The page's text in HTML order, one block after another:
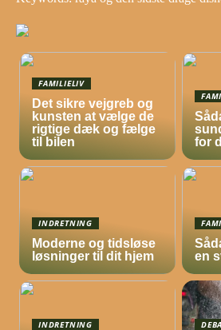
FAMILIELIV
Det sikre vejgreb og
kunsten at vælge de
rigtige dæk og fælge
til bilen
for
INDRETNING
Moderne og tidsløse
løsninger til dit hjem
en
INDRETNING